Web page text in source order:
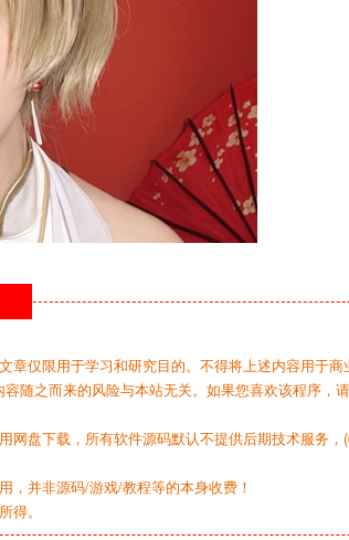
章仅限用于学习和研究目的。不得将上述内容用于商
随之而来的风险与本站无关。如果您喜欢该程序，
网盘下载，所有软件源码默认不提供后期技术服务，
，并非源码/游戏/教程等的本身收费！
得。